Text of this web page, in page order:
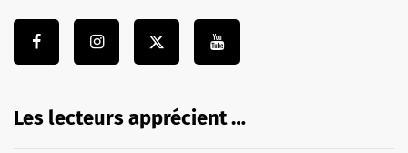
Les lecteurs apprécient …